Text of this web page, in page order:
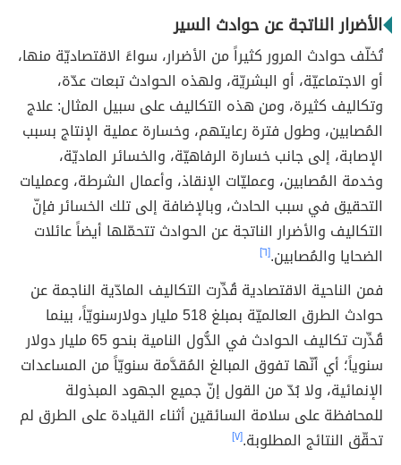
الأضرار الناتجة عن حوادث السير
تُخلّف حوادث المرور كثيراً من الأضرار، سواءً الاقتصاديّة منها،
أو الاجتماعيّة، أو البشريّة، ولهذه الحوادث تبعات عدّة،
وتكاليف كثيرة، ومن هذه التكاليف على سبيل المثال: علاج
المُصابين، وطول فترة رعايتهم، وخسارة عملية الإنتاج بسبب
الإصابة، إلى جانب خسارة الرفاهيّة، والخسائر الماديّة،
وخدمة المُصابين، وعمليّات الإنقاذ، وأعمال الشرطة، وعمليات
التحقيق في سبب الحادث، وبالإضافة إلى تلك الخسائر فإنّ
التكاليف والأضرار الناتجة عن الحوادث تتحمّلها أيضاً عائلات
الضحايا والمُصابين.[٦]
فمن الناحية الاقتصادية قُدِّرت التكاليف المادّية الناجمة عن
حوادث الطرق العالميّة بمبلغ 518 مليار دولارسنويّاً، بينما
قُدِّرت تكاليف الحوادث في الدُّول النامية بنحو 65 مليار دولار
سنوياً؛ أي أنّها تفوق المبالغ المُقدَّمة سنويّاً من المساعدات
الإنمائية، ولا بُدّ من القول إنّ جميع الجهود المبذولة
للمحافظة على سلامة السائقين أثناء القيادة على الطرق لم
تحقّق النتائج المطلوبة.[٧]